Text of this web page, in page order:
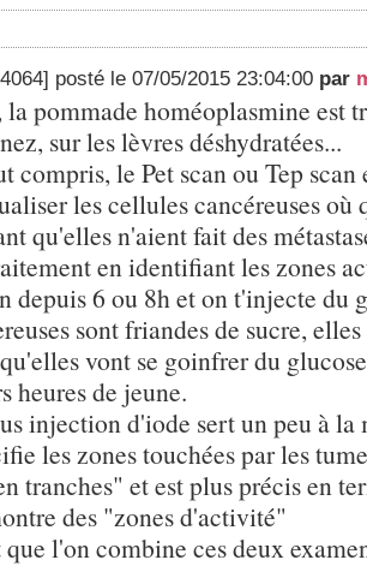
posté le 07/05/2015 23:04:00 par
la pommade homéoplasmine est
sur les lèvres déshydratées...
compris, le Pet scan ou Tep scan
les cellules cancéreuses où
qu'elles n'aient fait des
en identifiant les zones
depuis 6 ou 8h et on t'injecte du
sont friandes de sucre,
vont se goinfrer du
heures de jeune.
injection d'iode sert un peu à la
les zones touchées par les
tranches" et est plus précis en
des "zones d'activité"
l'on combine ces deux